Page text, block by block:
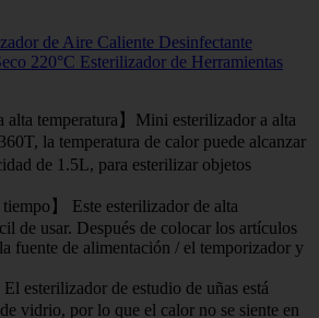
de Aire Caliente Desinfectante
220°C Esterilizador de Herramientas
alta temperatura】Mini esterilizador a alta
la temperatura de calor puede alcanzar
de 1.5L, para esterilizar objetos
tiempo】 Este esterilizador de alta
de usar. Después de colocar los artículos
fuente de alimentación / el temporizador y
El esterilizador de estudio de uñas está
vidrio, por lo que el calor no se siente en